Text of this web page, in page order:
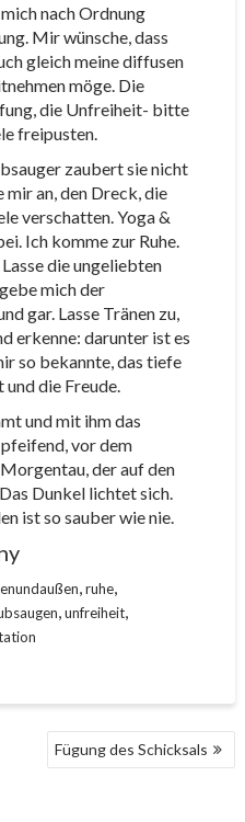
nach Ordnung
Mir wünsche, dass
gleich meine diffusen
möge. Die
die Unfreiheit- bitte
freipusten.
zaubert sie nicht
mir an, den Dreck, die
verschatten. Yoga &
Ich komme zur Ruhe.
die ungeliebten
mich der
gar. Lasse Tränen zu,
erkenne: darunter ist es
so bekannte, das tiefe
die Freude.
und mit ihm das
vor dem
der auf den
Dunkel lichtet sich.
ist so sauber wie nie.
ruhe,
unfreiheit,
Fügung des Schicksals